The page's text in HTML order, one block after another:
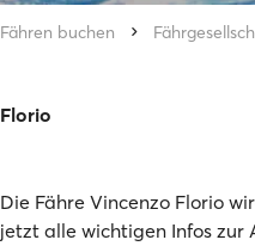
Fähren buchen
Florio
Die Fähre Vincenzo Florio
jetzt alle wichtigen Infos zur